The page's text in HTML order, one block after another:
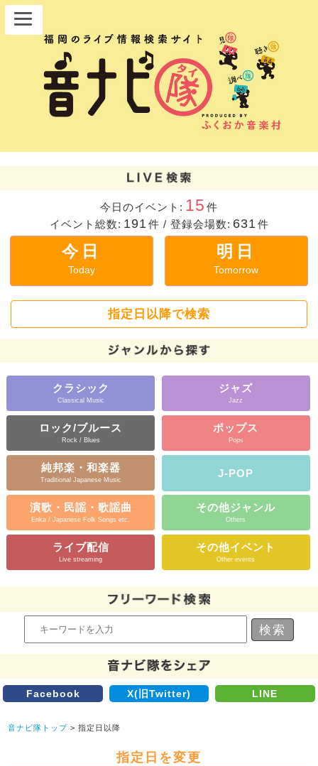
今日のイベント: 15 件
イベント総数: 191 件 / 登録会場数: 631 件
今日
Today
明日
Tomorrow
指定日以降で検索
クラシック
Classical Music
ジャズ
Jazz
ロック/ブルース
Rock / Blues
ポップス
Pops
純邦楽・和楽器
Traditional Japanese Music
J-POP
演歌・民謡・歌謡曲
Enka / Japanese Folk Songs etc.
その他ジャンル
Others
ライブ配信
Live streaming
その他イベント
Other events
Facebook X(旧Twitter) LINE
音ナビ隊トップ > 指定日以降
指定日を変更